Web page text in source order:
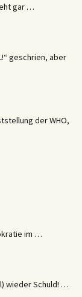
gar …
geschrien, aber
der WHO,
im …
wieder Schuld! …